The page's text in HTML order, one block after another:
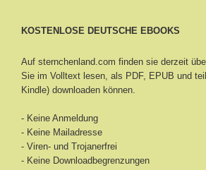
KOSTENLOSE DEUTSCHE EBOOKS
Auf sternchenland.com finden sie derzeit
Sie im Volltext lesen, als PDF, EPUB und
Kindle) downloaden können.
- Keine Anmeldung
- Keine Mailadresse
- Viren- und Trojanerfrei
- Keine Downloadbegrenzungen